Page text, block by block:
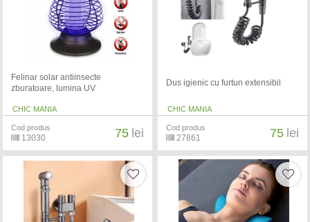
Felinar solar antiinsecte
zburatoare, lumina UV
CHIC MANIA
Cod produs
13030 75 lei
Dus igienic cu furtun extensibil
CHIC MANIA
Cod produs
27861 75 lei